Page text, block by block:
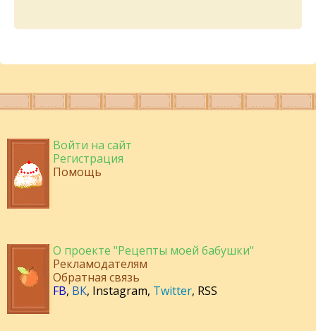
Войти на сайт
Регистрация
Помощь
О проекте "Рецепты моей бабушки"
Рекламодателям
Обратная связь
FB, ВК, Instagram, Twitter, RSS